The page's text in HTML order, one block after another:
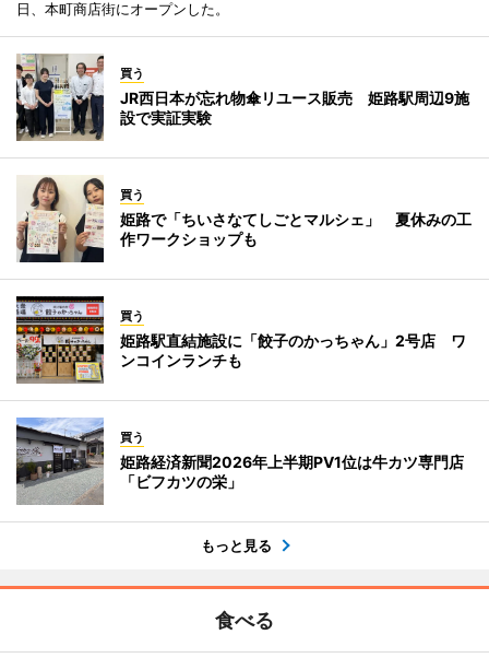
日、本町商店街にオープンした。
買う
JR西日本が忘れ物傘リユース販売 姫路駅周辺9施
設で実証実験
買う
姫路で「ちいさなてしごとマルシェ」 夏休みの工
作ワークショップも
買う
姫路駅直結施設に「餃子のかっちゃん」2号店 ワ
ンコインランチも
買う
姫路経済新聞2026年上半期PV1位は牛カツ専門店
「ビフカツの栄」
もっと見る
食べる